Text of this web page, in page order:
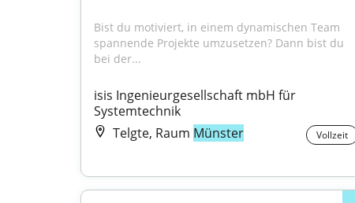
Bist du motiviert, in einem dynamischen Team
spannende Projekte umzusetzen? Dann bist du
bei der...
isis Ingenieurgesellschaft mbH für
Systemtechnik
Telgte, Raum Münster Vollzeit